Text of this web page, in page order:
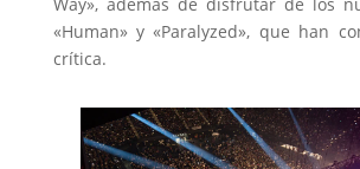
«Human» y «Paralyzed», que han
crítica.